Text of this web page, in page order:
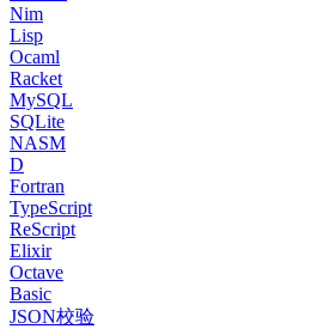
Nim
Lisp
Ocaml
Racket
MySQL
SQLite
NASM
D
Fortran
TypeScript
ReScript
Elixir
Octave
Basic
JSON校验